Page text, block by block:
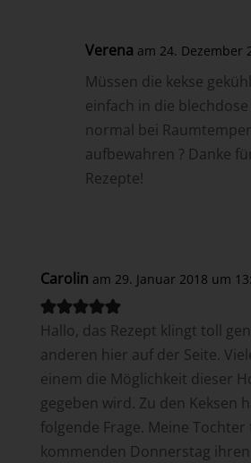
Verena am 24. Dezember
Müssen die kekse
einfach in die
normal bei
aufbewahren ? Danke
Rezepte!
Carolin am 29. Januar 2018 um
Hallo, das Rezept klingt toll
anderen hier auf der Seite.
einem die Möglichkeit dieser
gegeben wird. Zu den Keksen
folgende Frage. Meine Tochter
kommenden Donnerstag